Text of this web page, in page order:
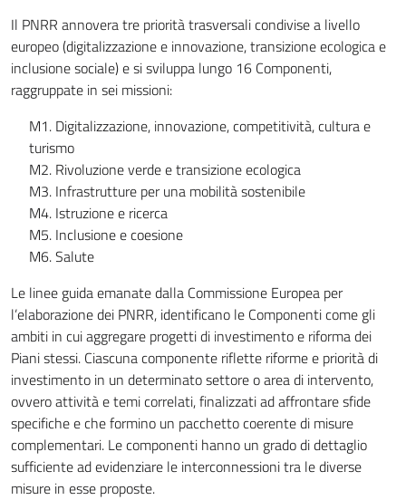
Il PNRR annovera tre priorità trasversali condivise a livello
europeo (digitalizzazione e innovazione, transizione ecologica e
inclusione sociale) e si sviluppa lungo 16 Componenti,
raggruppate in sei missioni:
M1. Digitalizzazione, innovazione, competitività, cultura e
turismo
M2. Rivoluzione verde e transizione ecologica
M3. Infrastrutture per una mobilità sostenibile
M4. Istruzione e ricerca
M5. Inclusione e coesione
M6. Salute
Le linee guida emanate dalla Commissione Europea per
l’elaborazione dei PNRR, identificano le Componenti come gli
ambiti in cui aggregare progetti di investimento e riforma dei
Piani stessi. Ciascuna componente riflette riforme e priorità di
investimento in un determinato settore o area di intervento,
ovvero attività e temi correlati, finalizzati ad affrontare sfide
specifiche e che formino un pacchetto coerente di misure
complementari. Le componenti hanno un grado di dettaglio
sufficiente ad evidenziare le interconnessioni tra le diverse
misure in esse proposte.